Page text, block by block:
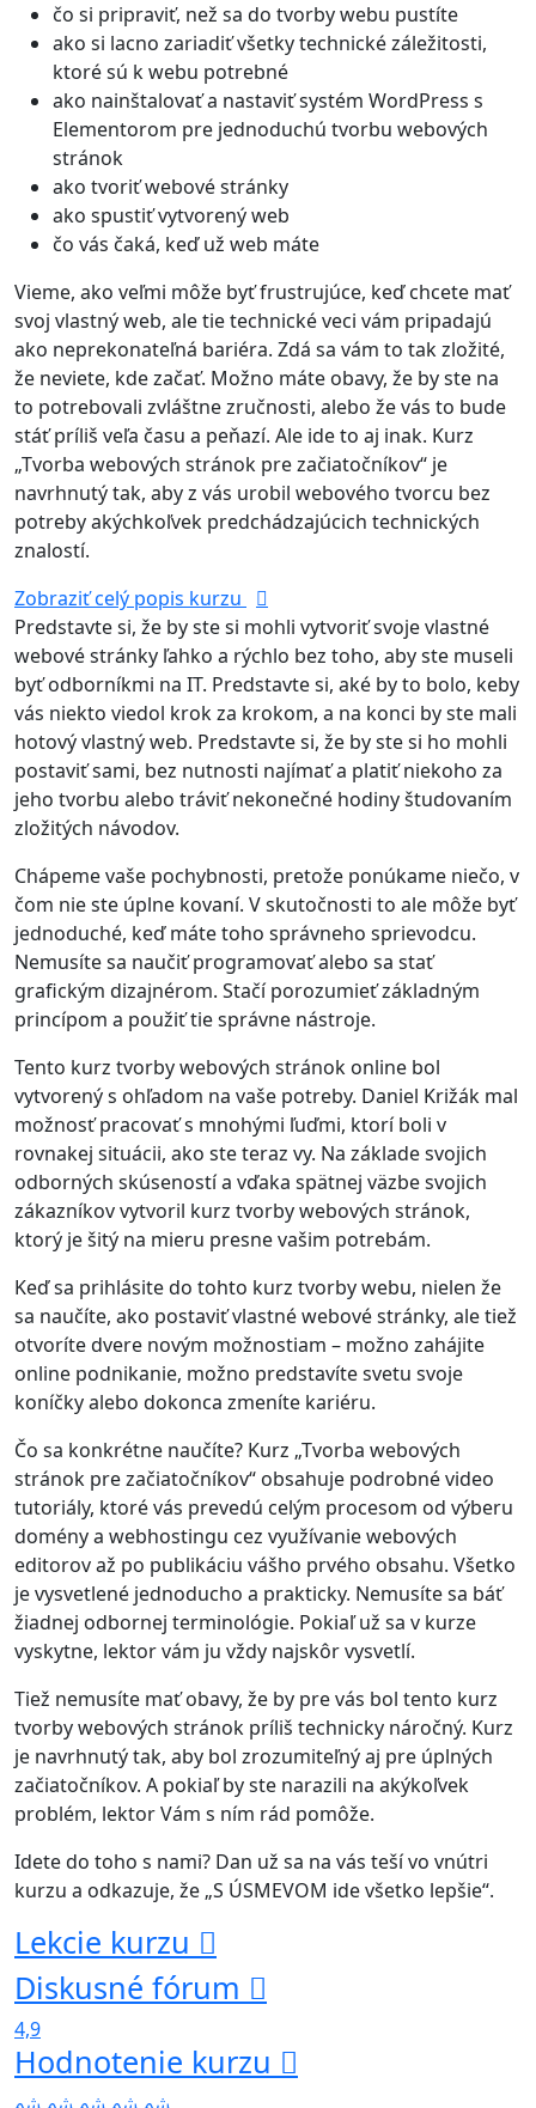
čo si pripraviť, než sa do tvorby webu pustíte
ako si lacno zariadiť všetky technické záležitosti,
ktoré sú k webu potrebné
ako nainštalovať a nastaviť systém WordPress s
Elementorom pre jednoduchú tvorbu webových
stránok
ako tvoriť webové stránky
ako spustiť vytvorený web
čo vás čaká, keď už web máte
Vieme, ako veľmi môže byť frustrujúce, keď chcete mať
svoj vlastný web, ale tie technické veci vám pripadajú
ako neprekonateľná bariéra. Zdá sa vám to tak zložité,
že neviete, kde začať. Možno máte obavy, že by ste na
to potrebovali zvláštne zručnosti, alebo že vás to bude
stáť príliš veľa času a peňazí. Ale ide to aj inak. Kurz
„Tvorba webových stránok pre začiatočníkov“ je
navrhnutý tak, aby z vás urobil webového tvorcu bez
potreby akýchkoľvek predchádzajúcich technických
znalostí.
Zobraziť celý popis kurzu
Predstavte si, že by ste si mohli vytvoriť svoje vlastné
webové stránky ľahko a rýchlo bez toho, aby ste museli
byť odborníkmi na IT. Predstavte si, aké by to bolo, keby
vás niekto viedol krok za krokom, a na konci by ste mali
hotový vlastný web. Predstavte si, že by ste si ho mohli
postaviť sami, bez nutnosti najímať a platiť niekoho za
jeho tvorbu alebo tráviť nekonečné hodiny študovaním
zložitých návodov.
Chápeme vaše pochybnosti, pretože ponúkame niečo, v
čom nie ste úplne kovaní. V skutočnosti to ale môže byť
jednoduché, keď máte toho správneho sprievodcu.
Nemusíte sa naučiť programovať alebo sa stať
grafickým dizajnérom. Stačí porozumieť základným
princípom a použiť tie správne nástroje.
Tento kurz tvorby webových stránok online bol
vytvorený s ohľadom na vaše potreby. Daniel Križák mal
možnosť pracovať s mnohými ľuďmi, ktorí boli v
rovnakej situácii, ako ste teraz vy. Na základe svojich
odborných skúseností a vďaka spätnej väzbe svojich
zákazníkov vytvoril kurz tvorby webových stránok,
ktorý je šitý na mieru presne vašim potrebám.
Keď sa prihlásite do tohto kurz tvorby webu, nielen že
sa naučíte, ako postaviť vlastné webové stránky, ale tiež
otvoríte dvere novým možnostiam – možno zahájite
online podnikanie, možno predstavíte svetu svoje
koníčky alebo dokonca zmeníte kariéru.
Čo sa konkrétne naučíte? Kurz „Tvorba webových
stránok pre začiatočníkov“ obsahuje podrobné video
tutoriály, ktoré vás prevedú celým procesom od výberu
domény a webhostingu cez využívanie webových
editorov až po publikáciu vášho prvého obsahu. Všetko
je vysvetlené jednoducho a prakticky. Nemusíte sa báť
žiadnej odbornej terminológie. Pokiaľ už sa v kurze
vyskytne, lektor vám ju vždy najskôr vysvetlí.
Tiež nemusíte mať obavy, že by pre vás bol tento kurz
tvorby webových stránok príliš technicky náročný. Kurz
je navrhnutý tak, aby bol zrozumiteľný aj pre úplných
začiatočníkov. A pokiaľ by ste narazili na akýkoľvek
problém, lektor Vám s ním rád pomôže.
Idete do toho s nami? Dan už sa na vás teší vo vnútri
kurzu a odkazuje, že „S ÚSMEVOM ide všetko lepšie“.
Lekcie kurzu
Diskusné fórum
4,9
Hodnotenie kurzu